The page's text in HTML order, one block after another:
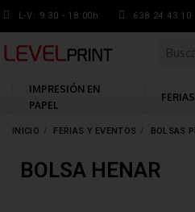
L-V: 9.30 - 18:00h 638 24 43 10
IMPRESIÓN EN
PAPEL
INICIO FERIAS Y EVENTOS BOLSAS
BOLSA HENAR